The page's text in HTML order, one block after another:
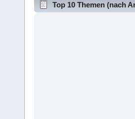
Top 10 Themen (nach